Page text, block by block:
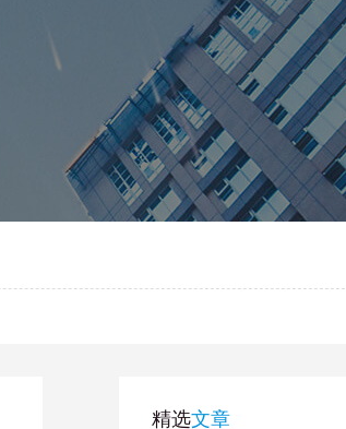
精选文章